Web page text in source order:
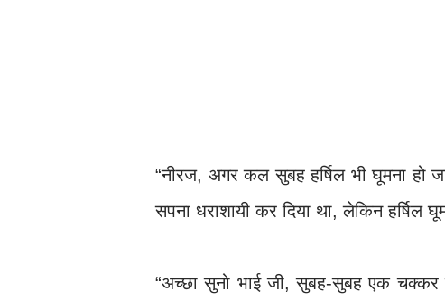
“नीरज, अगर कल सुबह हर्षिल भी घूमना हो
सपना धराशायी कर दिया था, लेकिन हर्षिल
“अच्छा सुनो भाई जी, सुबह-सुबह एक चक्कर